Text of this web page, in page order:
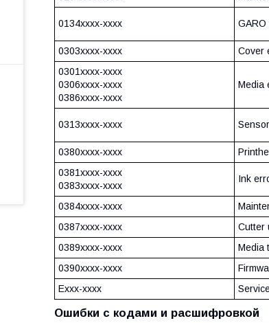
0134xxxx-xxxx GARO
0303xxxx-xxxx
Cover
0301xxxx-xxxx
0306xxxx-xxxx
0386xxxx-xxxx
Media
0313xxxx-xxxx
0380xxxx-xxxx
0381xxxx-xxxx
0383xxxx-xxxx
Ink
0384xxxx-xxxx
0387xxxx-xxxx
Cutter
0389xxxx-xxxx
Media
0390xxxx-xxxx
Exxx-xxxx
Ошибки с кодами и расшифровкой